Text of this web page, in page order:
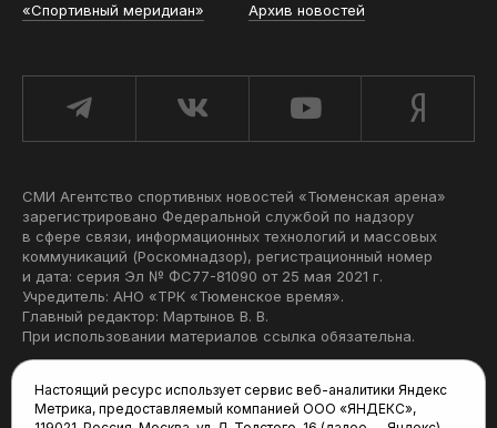
«Спортивный меридиан»
Архив новостей
СМИ Агентство спортивных новостей «Тюменская арена»
зарегистрировано Федеральной службой по надзору
в сфере связи, информационных технологий и массовых
коммуникаций (Роскомнадзор), регистрационный номер
и дата: серия Эл № ФС77-81090 от 25 мая 2021 г.
Учредитель: АНО «ТРК «Тюменское время».
Главный редактор: Мартынов В. В.
При использовании материалов ссылка обязательна.
Редакция:
Настоящий ресурс использует сервис веб-аналитики Яндекс
Метрика, предоставляемый компанией ООО «ЯНДЕКС»,